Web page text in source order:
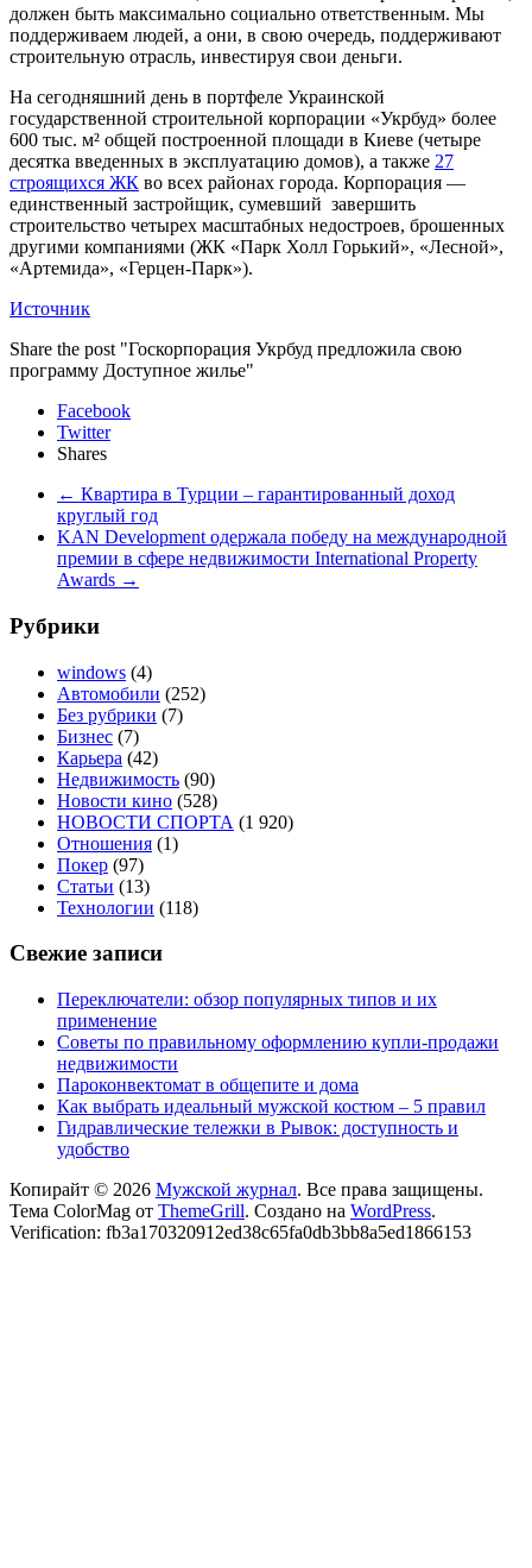
должен быть максимально социально ответственным. Мы
поддерживаем людей, а они, в свою очередь, поддерживают
строительную отрасль, инвестируя свои деньги.
На сегодняшний день в портфеле Украинской
государственной строительной корпорации «Укрбуд» более
600 тыс. м² общей построенной площади в Киеве (четыре
десятка введенных в эксплуатацию домов), а также 27
строящихся ЖК во всех районах города. Корпорация —
единственный застройщик, сумевший завершить
строительство четырех масштабных недостроев, брошенных
другими компаниями (ЖК «Парк Холл Горький», «Лесной»,
«Артемида», «Герцен-Парк»).
Источник
Share the post "Госкорпорация Укрбуд предложила свою
программу Доступное жилье"
Facebook
Twitter
Shares
← Квартира в Турции – гарантированный доход
круглый год
KAN Development одержала победу на международной
премии в сфере недвижимости International Property
Awards →
Рубрики
windows (4)
Автомобили (252)
Без рубрики (7)
Бизнес (7)
Карьера (42)
Недвижимость (90)
Новости кино (528)
НОВОСТИ СПОРТА (1 920)
Отношения (1)
Покер (97)
Статьи (13)
Технологии (118)
Свежие записи
Переключатели: обзор популярных типов и их
применение
Советы по правильному оформлению купли-продажи
недвижимости
Пароконвектомат в общепите и дома
Как выбрать идеальный мужской костюм – 5 правил
Гидравлические тележки в Рывок: доступность и
удобство
Копирайт © 2026 Мужской журнал. Все права защищены.
Тема ColorMag от ThemeGrill. Создано на WordPress.
Verification: fb3a170320912ed38c65fa0db3bb8a5ed1866153